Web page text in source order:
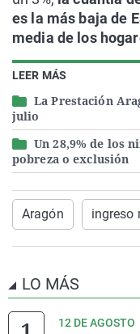
LEER MÁS
La Prestación
julio
Un 28,9% de los
pobreza o exclusión
es la más baja de
media de los
Aragón ingreso
LO MÁS
12 DE AGOSTO